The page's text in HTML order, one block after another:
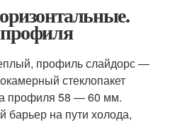
профиль слайдорс —
стеклопакет
профиля 58 — 60 мм.
барьер на пути холода,